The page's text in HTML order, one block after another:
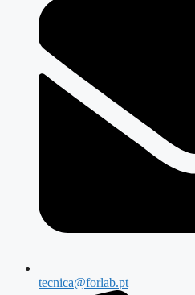
tecnica@forlab.pt